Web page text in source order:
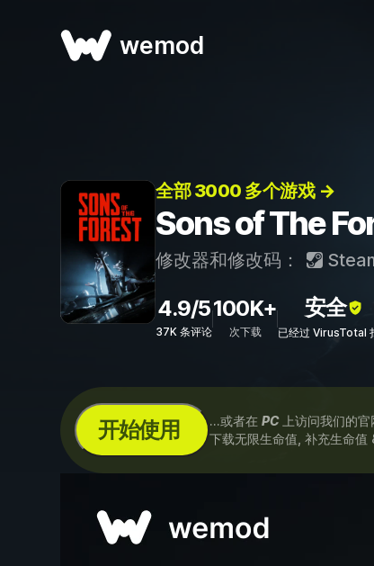
wemod
全部 3000 多个游戏 →
Sons of The
修改器和修改码：
4.9/5
37K 条评论
100K+
次下载
安全
已经过 VirusTotal
开始使用 ...或者在 PC上访问我们的官
下载无限生命值, 补充生命值